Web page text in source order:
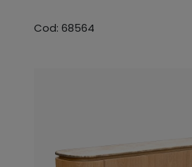
Cod: 68564